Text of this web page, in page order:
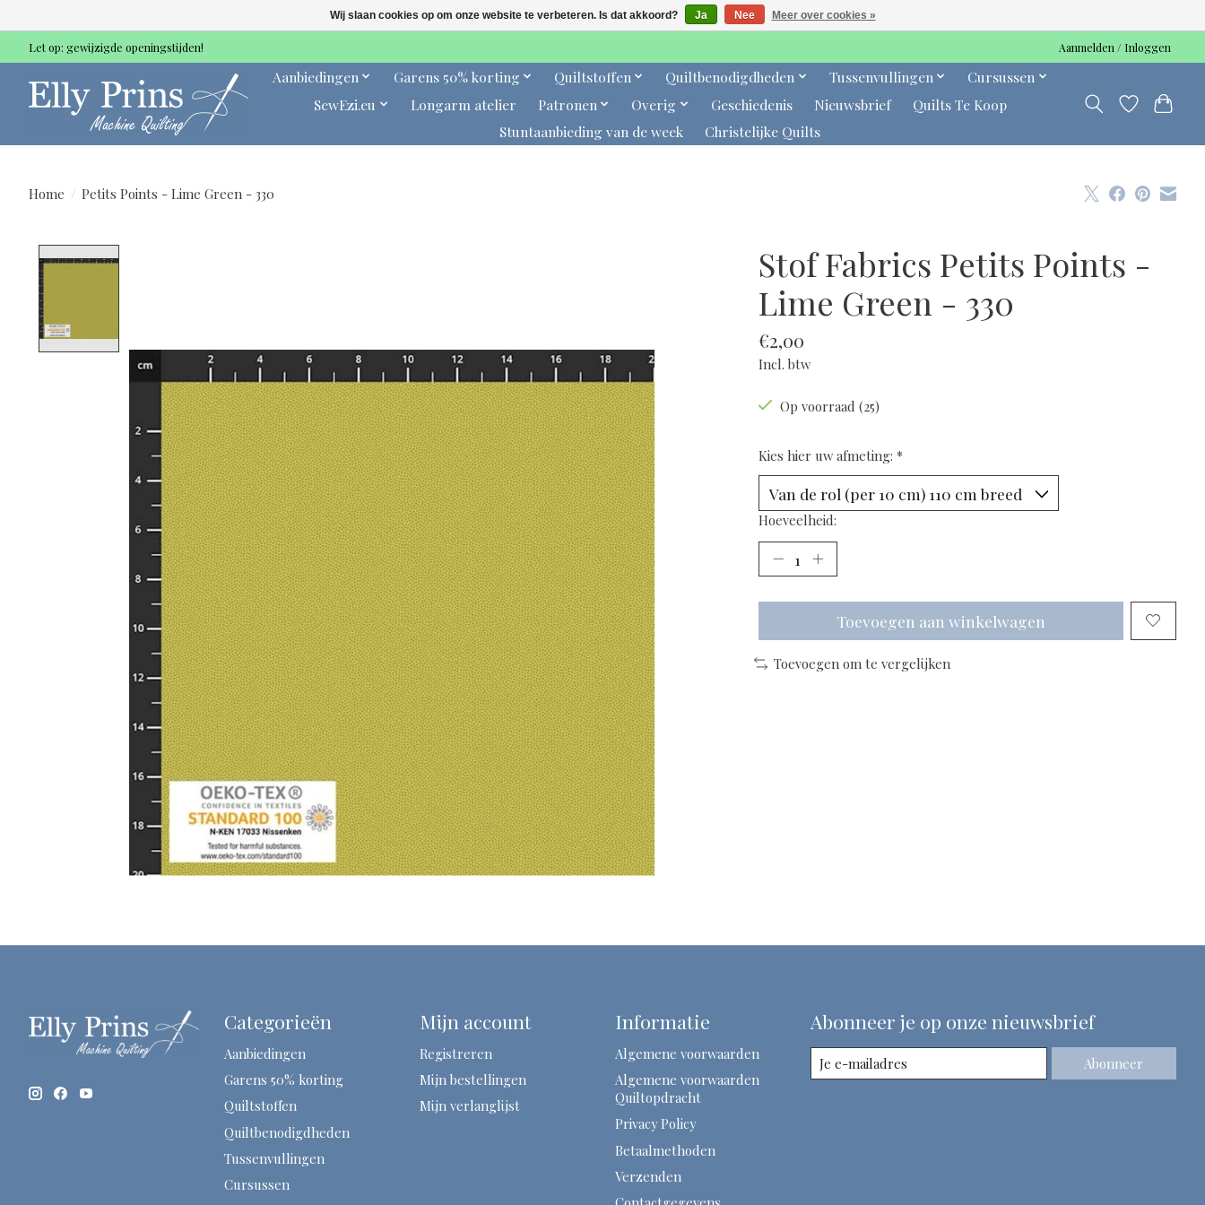
Let op: gewijzigde openingstijden! Aanmelden / Inloggen
Aanbiedingen Garens 50% korting Quiltstoffen Quiltbenodigdheden Tussenvullingen
Cursussen
SewEzi.eu
Longarm atelier Patronen Overig Geschiedenis Nieuwsbrief
Quilts Te Koop
Stuntaanbieding van de week
Christelijke Quilts
Home / Petits Points - Lime Green - 330
Stof Fabrics Petits Points -
Lime Green - 330
€2,00
Incl. btw
Op voorraad (25)
Kies hier uw afmeting: *
Hoeveelheid:
Toevoegen aan winkelwagen
Toevoegen om te vergelijken
Categorieën
Aanbiedingen
Garens 50% korting
Quiltstoffen
Quiltbenodigdheden
Tussenvullingen
Cursussen
Mijn account
Registreren
Mijn bestellingen
Mijn verlanglijst
Informatie
Algemene voorwaarden
Algemene voorwaarden
Quiltopdracht
Privacy Policy
Betaalmethoden
Verzenden
Abonneer je op onze nieuwsbrief
Abonneer
Wij slaan cookies op om onze website te verbeteren. Is dat akkoord? Ja Nee Meer over cookies »